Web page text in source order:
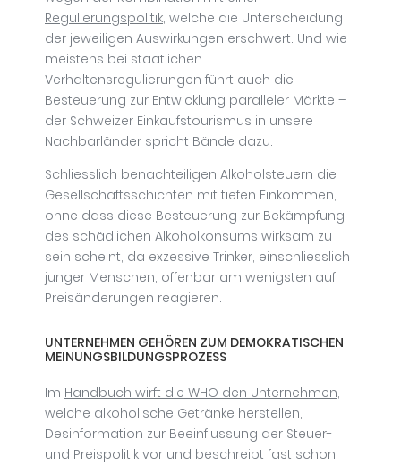
Regulierungspolitik, welche die Unterscheidung
der jeweiligen Auswirkungen erschwert. Und wie
meistens bei staatlichen
Verhaltensregulierungen führt auch die
Besteuerung zur Entwicklung paralleler Märkte –
der Schweizer Einkaufstourismus in unsere
Nachbarländer spricht Bände dazu.
Schliesslich benachteiligen Alkoholsteuern die
Gesellschaftsschichten mit tiefen Einkommen,
ohne dass diese Besteuerung zur Bekämpfung
des schädlichen Alkoholkonsums wirksam zu
sein scheint, da exzessive Trinker, einschliesslich
junger Menschen, offenbar am wenigsten auf
Preisänderungen reagieren.
UNTERNEHMEN GEHÖREN ZUM DEMOKRATISCHEN
MEINUNGSBILDUNGSPROZESS
Im Handbuch wirft die WHO den Unternehmen,
welche alkoholische Getränke herstellen,
Desinformation zur Beeinflussung der Steuer-
und Preispolitik vor und beschreibt fast schon